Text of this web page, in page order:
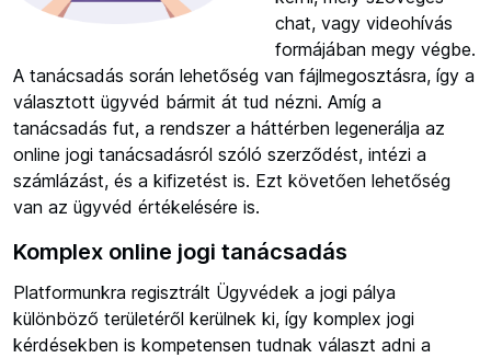
chat, vagy videohívás
formájában megy végbe.
A tanácsadás során lehetőség van fájlmegosztásra, így a
választott ügyvéd bármit át tud nézni. Amíg a
tanácsadás fut, a rendszer a háttérben legenerálja az
online jogi tanácsadásról szóló szerződést, intézi a
számlázást, és a kifizetést is. Ezt követően lehetőség
van az ügyvéd értékelésére is.
Komplex online jogi tanácsadás
Platformunkra regisztrált Ügyvédek a jogi pálya
különböző területéről kerülnek ki, így komplex jogi
kérdésekben is kompetensen tudnak választ adni a